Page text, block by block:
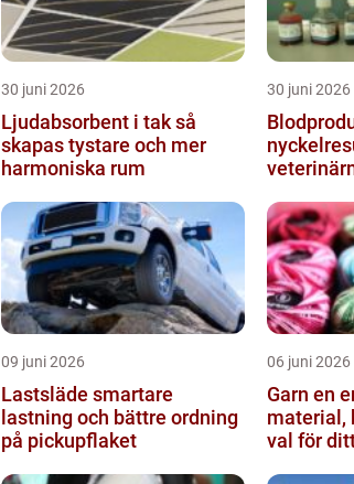
30 juni 2026
Ljudabsorbent i tak så
skapas tystare och mer
harmoniska rum
30 juni 2026
09 juni 2026
Lastsläde smartare
lastning och bättre ordning
på pickupflaket
06 juni 2026
Garn en enkel guide till
material,
val för